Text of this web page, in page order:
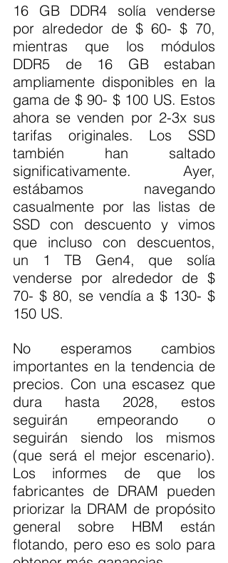
16 GB DDR4 solía venderse
por alrededor de $ 60- $ 70,
mientras que los módulos
DDR5 de 16 GB estaban
ampliamente disponibles en la
gama de $ 90- $ 100 US. Estos
ahora se venden por 2-3x sus
tarifas originales. Los SSD
también han saltado
significativamente. Ayer,
estábamos navegando
casualmente por las listas de
SSD con descuento y vimos
que incluso con descuentos,
un 1 TB Gen4, que solía
venderse por alrededor de $
70- $ 80, se vendía a $ 130- $
150 US.
No esperamos cambios
importantes en la tendencia de
precios. Con una escasez que
dura hasta 2028, estos
seguirán empeorando o
seguirán siendo los mismos
(que será el mejor escenario).
Los informes de que los
fabricantes de DRAM pueden
priorizar la DRAM de propósito
general sobre HBM están
flotando, pero eso es solo para